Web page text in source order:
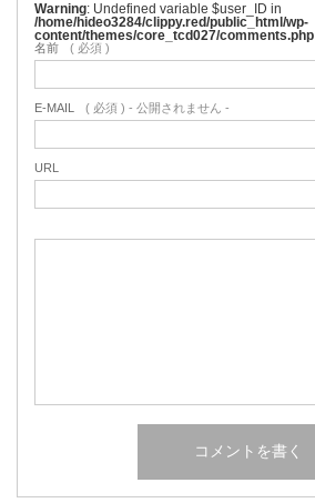
Warning : Undefined variable $user_ID in
/home/hideo3284/clippy.red/public_html/wp-
content/themes/core_tcd027/comments.php
名前 ( 必須 )
E-MAIL ( 必須 ) - 公開されません -
URL